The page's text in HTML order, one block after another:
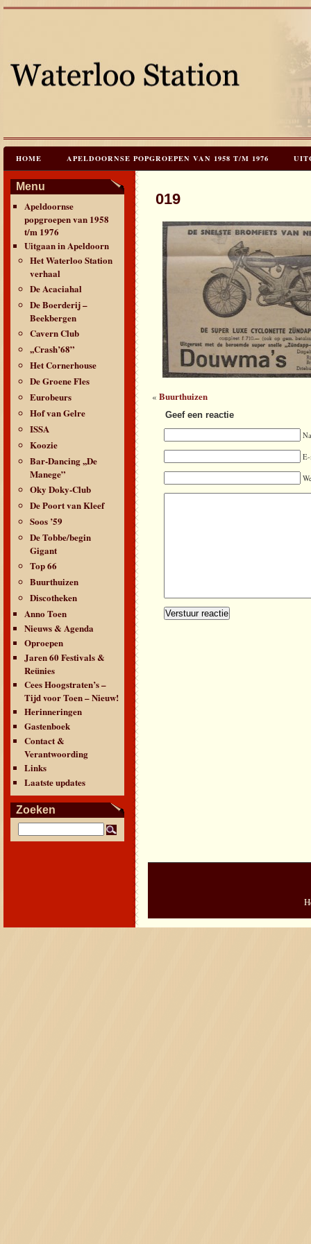
HOME APELDOORNSE POPGROEPEN VAN 1958 T/M 1976
JAREN 60 FESTIVALS & REÜNIES
CONTACT & VERANTWOORDING
Menu
Apeldoornse
popgroepen van 1958
t/m 1976
Uitgaan in Apeldoorn
Het Waterloo Station
verhaal
De Acaciahal
De Boerderij –
Beekbergen
Cavern Club
,,Crash’68”
Het Cornerhouse
De Groene Fles
Eurobeurs
Hof van Gelre
ISSA
Koozie
Bar-Dancing ,,De
Manege”
Oky Doky-Club
De Poort van Kleef
Soos ’59
De Tobbe/begin
Gigant
Top 66
Buurthuizen
Discotheken
Anno Toen
Nieuws & Agenda
Oproepen
Jaren 60 Festivals &
Reünies
Cees Hoogstraten’s –
Tijd voor Toen – Nieuw!
Herinneringen
Gastenboek
Contact &
Verantwoording
Links
Laatste updates
Zoeken
019
«Buurthuizen
Geef een reactie